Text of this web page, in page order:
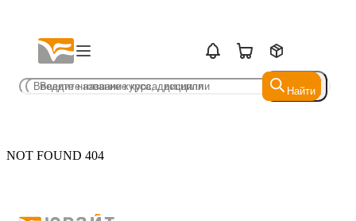
Найти
Найти
NOT FOUND 404